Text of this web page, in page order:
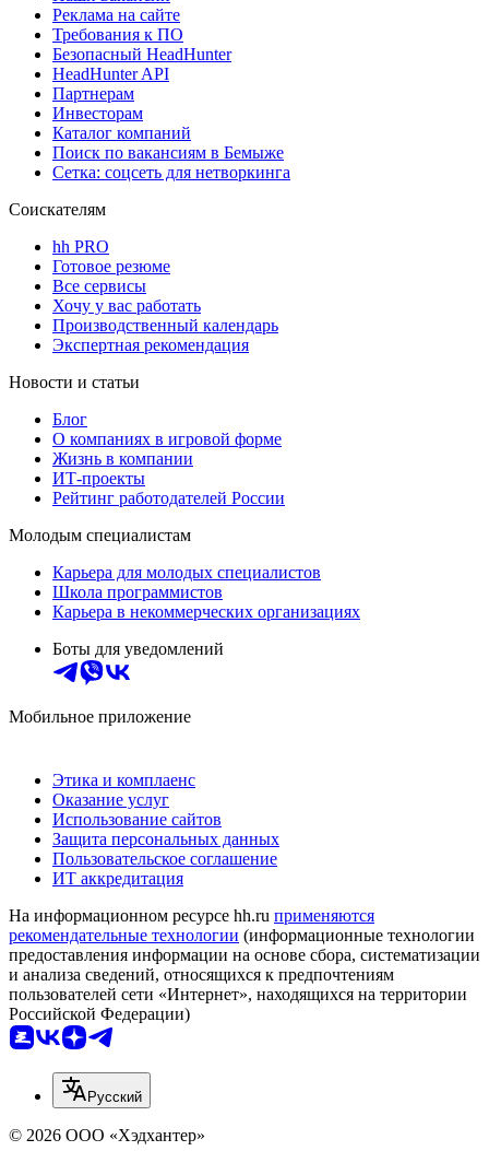
Реклама на сайте
Требования к ПО
Безопасный HeadHunter
HeadHunter API
Партнерам
Инвесторам
Каталог компаний
Поиск по вакансиям в Бемыже
Сетка: соцсеть для нетворкинга
Соискателям
hh PRO
Готовое резюме
Все сервисы
Хочу у вас работать
Производственный календарь
Экспертная рекомендация
Новости и статьи
Блог
О компаниях в игровой форме
Жизнь в компании
ИТ-проекты
Рейтинг работодателей России
Молодым специалистам
Карьера для молодых специалистов
Школа программистов
Карьера в некоммерческих организациях
Боты для уведомлений
Мобильное приложение
Этика и комплаенс
Оказание услуг
Использование сайтов
Защита персональных данных
Пользовательское соглашение
ИТ аккредитация
На информационном ресурсе hh.ru применяются
рекомендательные технологии (информационные технологии
предоставления информации на основе сбора, систематизации
и анализа сведений, относящихся к предпочтениям
пользователей сети «Интернет», находящихся на территории
Российской Федерации)
Русский
© 2026 ООО «Хэдхантер»